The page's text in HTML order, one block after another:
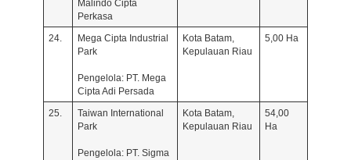
Malindo Cipta
Perkasa
24.
Mega Cipta Industrial
Park
Pengelola: PT. Mega
Cipta Adi Persada
Kota Batam,
Kepulauan Riau
5,00 Ha
25.
Taiwan International
Park
Pengelola: PT. Sigma
Kota Batam,
Kepulauan Riau
54,00
Ha